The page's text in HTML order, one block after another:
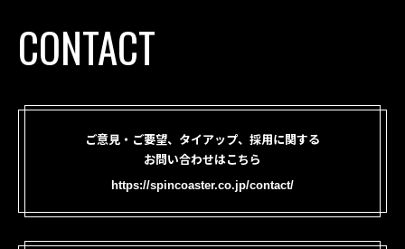
CONTACT
ご意見・ご要望、タイアップ、採用に関する
お問い合わせはこちら
https://spincoaster.co.jp/contact/